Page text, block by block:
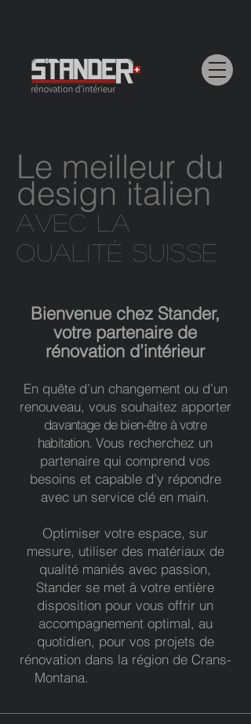
Le meilleur du
design italien
AVEC LA
QUALITÉ SUISSE
Bienvenue chez Stander,
votre partenaire de
rénovation d’intérieur
En quête d’un changement ou d’un
renouveau, vous souhaitez apporter
davantage de bien-être à votre
habitation. Vous recherchez un
partenaire qui comprend vos
besoins et capable d’y répondre
avec un service clé en main.
Optimiser votre espace, sur
mesure, utiliser des matériaux de
qualité maniés avec passion,
Stander se met à votre entière
disposition pour vous offrir un
accompagnement optimal, au
quotidien, pour vos projets de
rénovation dans la région de Crans-
Montana.